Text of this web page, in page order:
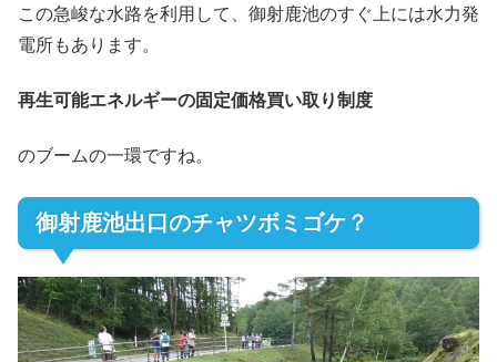
この急峻な水路を利用して、御射鹿池のすぐ上には水力発
電所もあります。
再生可能エネルギーの固定価格買い取り制度
のブームの一環ですね。
御射鹿池出口のチャツボミゴケ？